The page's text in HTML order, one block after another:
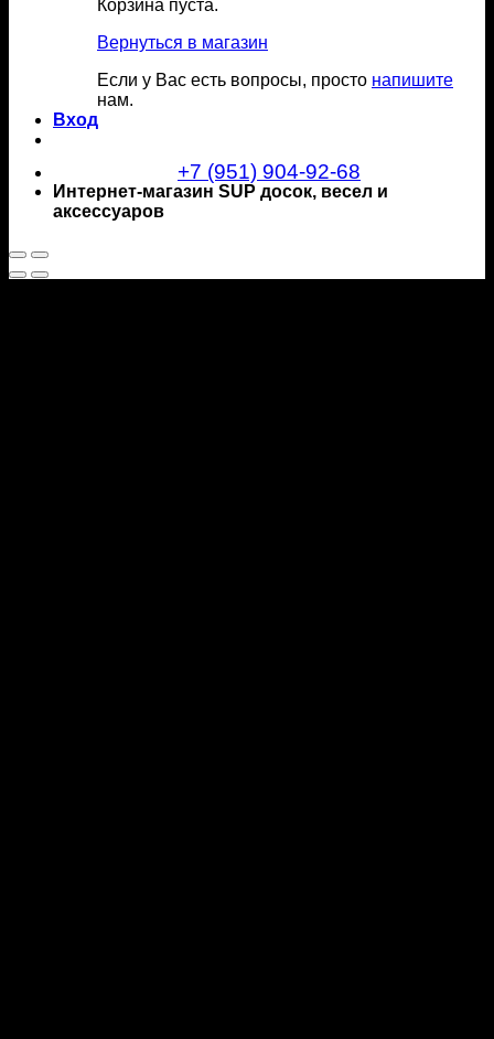
Корзина пуста.
Вернуться в магазин
Если у Вас есть вопросы, просто напишите
нам.
Вход
+7 (951) 904-92-68
Интернет-магазин SUP досок, весел и
аксессуаров